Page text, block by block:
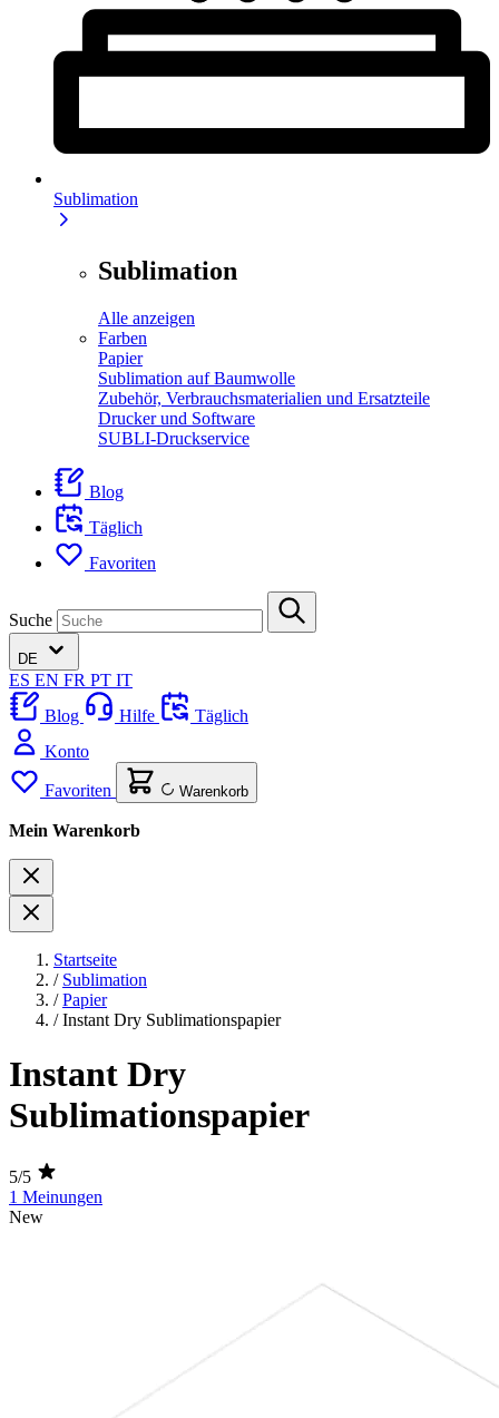
Sublimation
Sublimation
Alle anzeigen
Farben
Papier
Sublimation auf Baumwolle
Zubehör, Verbrauchsmaterialien und Ersatzteile
Drucker und Software
SUBLI-Druckservice
Blog
Täglich
Favoriten
Suche
DE
ES EN FR PT IT
Blog
Hilfe
Täglich
Konto
Favoriten Warenkorb
Mein Warenkorb
Startseite
/ Sublimation
/ Papier
/ Instant Dry Sublimationspapier
Instant Dry
Sublimationspapier
5/5
1 Meinungen
New